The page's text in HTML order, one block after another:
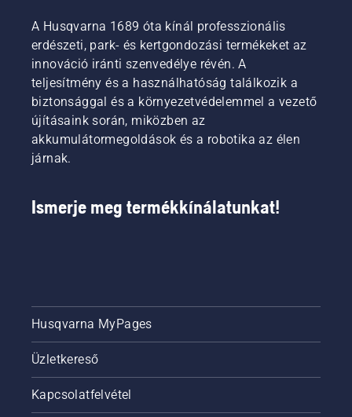
A Husqvarna 1689 óta kínál professzionális
erdészeti, park- és kertgondozási termékeket az
innováció iránti szenvedélye révén. A
teljesítmény és a használhatóság találkozik a
biztonsággal és a környezetvédelemmel a vezető
újításaink során, miközben az
akkumulátormegoldások és a robotika az élen
járnak.
Ismerje meg termékkínálatunkat!
Husqvarna MyPages
Üzletkereső
Kapcsolatfelvétel